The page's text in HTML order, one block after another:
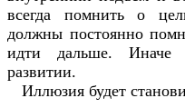
всегда помнить о
должны постоянно
идти дальше. Иначе
развитии.
Иллюзия будет